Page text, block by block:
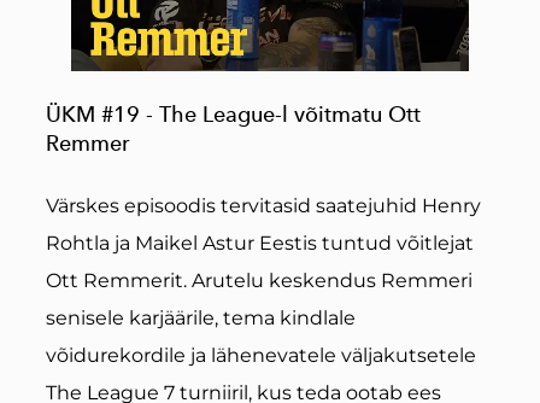
ÜKM #19 - The League-l võitmatu Ott
Remmer
Värskes episoodis tervitasid saatejuhid Henry
Rohtla ja Maikel Astur Eestis tuntud võitlejat
Ott Remmerit. Arutelu keskendus Remmeri
senisele karjäärile, tema kindlale
võidurekordile ja lähenevatele väljakutsetele
The League 7 turniiril, kus teda ootab ees